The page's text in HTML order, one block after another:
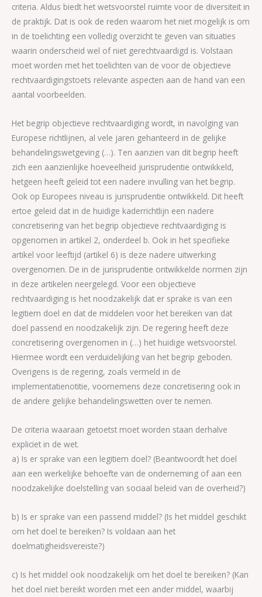
criteria. Aldus biedt het wetsvoorstel ruimte voor de diversiteit in
de praktijk. Dat is ook de reden waarom het niet mogelijk is om
in de toelichting een volledig overzicht te geven van situaties
waarin onderscheid wel of niet gerechtvaardigd is. Volstaan
moet worden met het toelichten van de voor de objectieve
rechtvaardigingstoets relevante aspecten aan de hand van een
aantal voorbeelden.
Het begrip objectieve rechtvaardiging wordt, in navolging van
Europese richtlijnen, al vele jaren gehanteerd in de gelijke
behandelingswetgeving (…). Ten aanzien van dit begrip heeft
zich een aanzienlijke hoeveelheid jurisprudentie ontwikkeld,
hetgeen heeft geleid tot een nadere invulling van het begrip.
Ook op Europees niveau is jurisprudentie ontwikkeld. Dit heeft
ertoe geleid dat in de huidige kaderrichtlijn een nadere
concretisering van het begrip objectieve rechtvaardiging is
opgenomen in artikel 2, onderdeel b. Ook in het specifieke
artikel voor leeftijd (artikel 6) is deze nadere uitwerking
overgenomen. De in de jurisprudentie ontwikkelde normen zijn
in deze artikelen neergelegd. Voor een objectieve
rechtvaardiging is het noodzakelijk dat er sprake is van een
legitiem doel en dat de middelen voor het bereiken van dat
doel passend en noodzakelijk zijn. De regering heeft deze
concretisering overgenomen in (…) het huidige wetsvoorstel.
Hiermee wordt een verduidelijking van het begrip geboden.
Overigens is de regering, zoals vermeld in de
implementatienotitie, voornemens deze concretisering ook in
de andere gelijke behandelingswetten over te nemen.
De criteria waaraan getoetst moet worden staan derhalve
expliciet in de wet.
a) Is er sprake van een legitiem doel? (Beantwoordt het doel
aan een werkelijke behoefte van de onderneming of aan een
noodzakelijke doelstelling van sociaal beleid van de overheid?)
b) Is er sprake van een passend middel? (Is het middel geschikt
om het doel te bereiken? Is voldaan aan het
doelmatigheidsvereiste?)
c) Is het middel ook noodzakelijk om het doel te bereiken? (Kan
het doel niet bereikt worden met een ander middel, waarbij